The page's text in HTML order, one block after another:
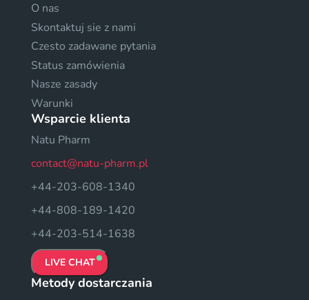
O nas
Skontaktuj sie z nami
Czesto zadawane pytania
Status zamówienia
Nasze zasady
Warunki
Wsparcie klienta
Natu Pharm
contact@natu-pharm.pl
+44-203-608-1340
+44-808-189-1420
+44-203-514-1638
LIVE CHAT
Metody dostarczania